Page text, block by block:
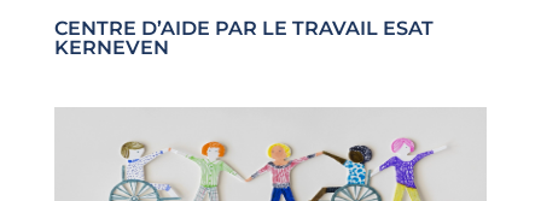
CENTRE D’AIDE PAR LE TRAVAIL ESAT
KERNEVEN